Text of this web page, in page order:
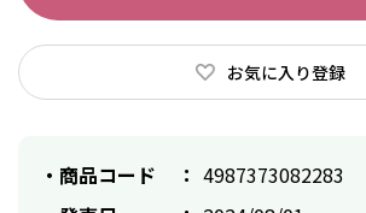
お気に入り登録
商品コード
4987373082283